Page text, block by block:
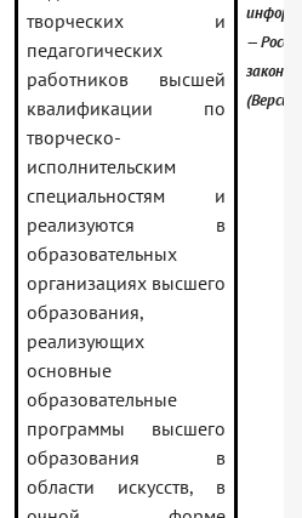
творческих и
педагогических
работников высшей
квалификации по
творческо-
исполнительским
специальностям и
реализуются в
образовательных
организациях высшего
образования,
реализующих
основные
образовательные
программы высшего
образования в
области искусств, в
—